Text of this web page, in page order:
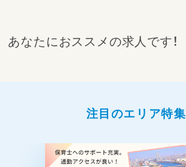
あなたにおススメの求人です！
注目のエリア特集